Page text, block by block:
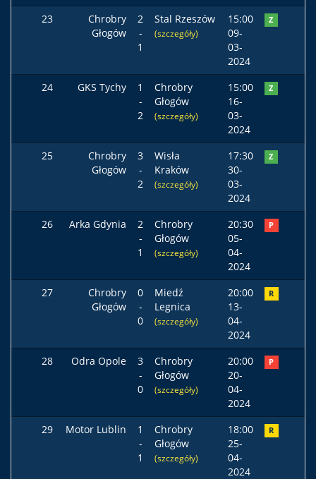
23
Chrobry
Głogów
2
-
1
Stal Rzeszów
(szczegóły)
15:00
09-
03-
2024
Z
24 GKS Tychy
1
-
2
Chrobry
Głogów
(szczegóły)
15:00
16-
03-
2024
Z
25
Chrobry
Głogów
3
-
2
Wisła
Kraków
(szczegóły)
17:30
30-
03-
2024
Z
26 Arka Gdynia
2
-
1
Chrobry
Głogów
(szczegóły)
20:30
05-
04-
2024
P
27
Chrobry
Głogów
0
-
0
Miedź
Legnica
(szczegóły)
20:00
13-
04-
2024
R
28 Odra Opole
3
-
0
Chrobry
Głogów
(szczegóły)
20:00
20-
04-
2024
P
29 Motor Lublin
1
-
1
Chrobry
Głogów
(szczegóły)
18:00
25-
04-
2024
R